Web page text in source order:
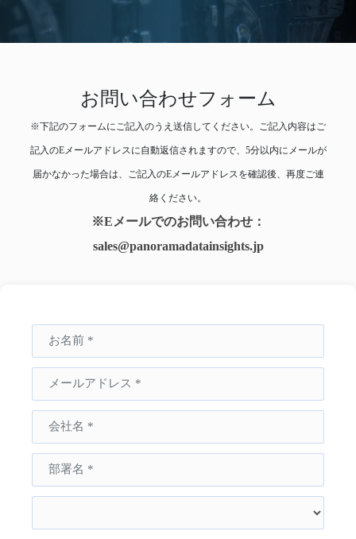
お問い合わせフォーム
※下記のフォームにご記入のうえ送信してください。ご記入内容はご
記入のEメールアドレスに自動返信されますので、5分以内にメールが
届かなかった場合は、ご記入のEメールアドレスを確認後、再度ご連
絡ください。
※Eメールでのお問い合わせ：
sales@panoramadatainsights.jp